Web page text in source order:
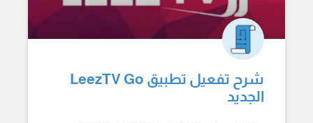
شرح تفعيل تطبيق LeezTV Go
الجديد